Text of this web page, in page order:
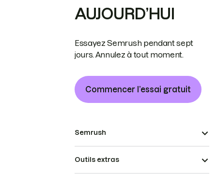
AUJOURD’HUI
Essayez Semrush pendant sept
jours. Annulez à tout moment.
Commencer l’essai gratuit
Semrush
Outils extras